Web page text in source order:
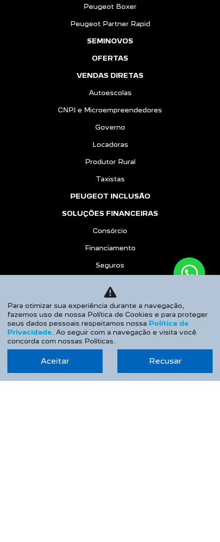
Peugeot Boxer
Peugeot Partner Rapid
SEMINOVOS
OFERTAS
VENDAS DIRETAS
Autoescolas
CNPJ e Microempreendedores
Governo
Locadoras
Produtor Rural
Taxistas
PEUGEOT INCLUSÃO
SOLUÇÕES FINANCEIRAS
Consórcio
Financiamento
Seguros
PEUGEOT CONFIANCE
Agendar Serviços
Recall
Peças e Acessórios
Para otimizar sua experiência durante a navegação,
fazemos uso de nossa Política de Cookies e para proteger
seus dados pessoais respeitamos nossa Política de
Privacidade. Ao seguir com a navegação e visita você
concorda com nossas Políticas.
Aceitar Recusar